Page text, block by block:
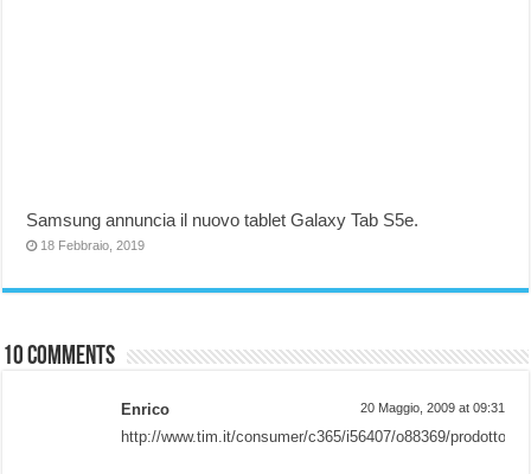
Samsung annuncia il nuovo tablet Galaxy Tab S5e.
18 Febbraio, 2019
10 comments
Enrico 20 Maggio, 2009 at 09:31
http://www.tim.it/consumer/c365/i56407/o88369/prodotto.do